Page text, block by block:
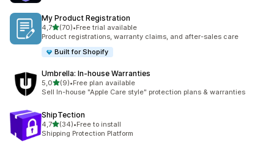
My Product Registration
4,7de 5 estrelas
(70)
70 total de avaliações
•Free trial available
Product registrations, warranty claims, and after-sales care
Built for Shopify
Umbrella: In‑house Warranties
5,0de 5 estrelas
(9)
9 total de avaliações
•Free plan available
Sell In-house "Apple Care style" protection plans & warranties
ShipTection
4,7de 5 estrelas
(34)
34 total de avaliações
•Free to install
Shipping Protection Platform